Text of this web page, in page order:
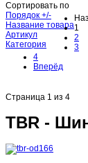
Сортировать по
Порядок +/-
Название товара
Артикул
Категория
1
2
3
4
Вперёд
Страница 1 из 4
TBR -